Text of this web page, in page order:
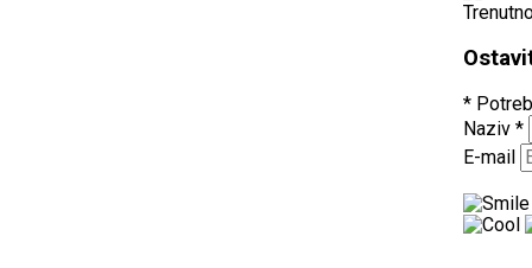
*
Naziv *
E-mail